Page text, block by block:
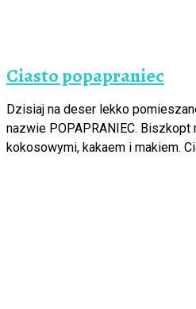
Ciasto popapraniec
Dzisiaj na deser lekko
nazwie POPAPRANIEC. Biszkopt
kokosowymi, kakaem i makiem.